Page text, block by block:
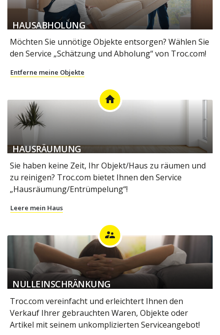
HAUSABHOLUNG
Möchten Sie unnötige Objekte entsorgen? Wählen Sie
den Service „Schätzung und Abholung“ von Troc.com!
Entferne meine Objekte
home
HAUSRÄUMUNG
Sie haben keine Zeit, Ihr Objekt/Haus zu räumen und
zu reinigen? Troc.com bietet Ihnen den Service
„Hausräumung/Entrümpelung“!
Leere mein Haus
supervisor_account
NULLEINSCHRÄNKUNG
Troc.com vereinfacht und erleichtert Ihnen den
Verkauf Ihrer gebrauchten Waren, Objekte oder
Artikel mit seinem unkomplizierten Serviceangebot!